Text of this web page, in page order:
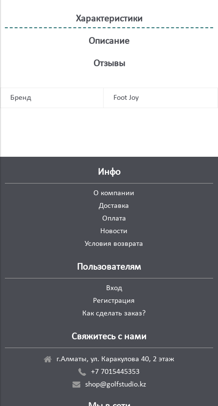
Характеристики
Описание
Отзывы
Бренд Foot Joy
Инфо
О компании
Доставка
Оплата
Новости
Условия возврата
Пользователям
Вход
Регистрация
Как сделать заказ?
Свяжитесь с нами
г.Алматы, ул. Каракулова 40, 2 этаж
+7 7015445353
shop@golfstudio.kz